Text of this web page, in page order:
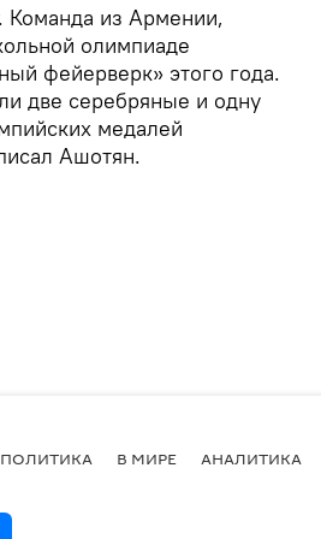
Команда из Армении,
олимпиаде
фейерверк» этого года.
две серебряные и одну
медалей
Ашотян.
ПОЛИТИКА В МИРЕ АНАЛИТИКА